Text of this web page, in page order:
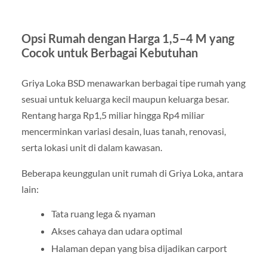
Opsi Rumah dengan Harga 1,5–4 M yang
Cocok untuk Berbagai Kebutuhan
Griya Loka BSD menawarkan berbagai tipe rumah yang
sesuai untuk keluarga kecil maupun keluarga besar.
Rentang harga Rp1,5 miliar hingga Rp4 miliar
mencerminkan variasi desain, luas tanah, renovasi,
serta lokasi unit di dalam kawasan.
Beberapa keunggulan unit rumah di Griya Loka, antara
lain:
Tata ruang lega & nyaman
Akses cahaya dan udara optimal
Halaman depan yang bisa dijadikan carport